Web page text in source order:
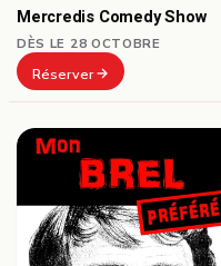
Mercredis Comedy Show
DÈS LE 28 OCTOBRE
Réserver